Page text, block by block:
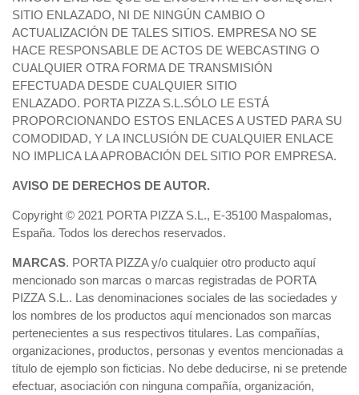
SITIO ENLAZADO, NI DE NINGÚN CAMBIO O
ACTUALIZACIÓN DE TALES SITIOS. EMPRESA NO SE
HACE RESPONSABLE DE ACTOS DE WEBCASTING O
CUALQUIER OTRA FORMA DE TRANSMISIÓN
EFECTUADA DESDE CUALQUIER SITIO
ENLAZADO. PORTA PIZZA S.L.SÓLO LE ESTÁ
PROPORCIONANDO ESTOS ENLACES A USTED PARA SU
COMODIDAD, Y LA INCLUSIÓN DE CUALQUIER ENLACE
NO IMPLICA LA APROBACIÓN DEL SITIO POR EMPRESA.
AVISO DE DERECHOS DE AUTOR.
Copyright © 2021 PORTA PIZZA S.L., E-35100 Maspalomas,
España. Todos los derechos reservados.
MARCAS. PORTA PIZZA y/o cualquier otro producto aquí
mencionado son marcas o marcas registradas de PORTA
PIZZA S.L.. Las denominaciones sociales de las sociedades y
los nombres de los productos aquí mencionados son marcas
pertenecientes a sus respectivos titulares. Las compañías,
organizaciones, productos, personas y eventos mencionadas a
título de ejemplo son ficticias. No debe deducirse, ni se pretende
efectuar, asociación con ninguna compañía, organización,